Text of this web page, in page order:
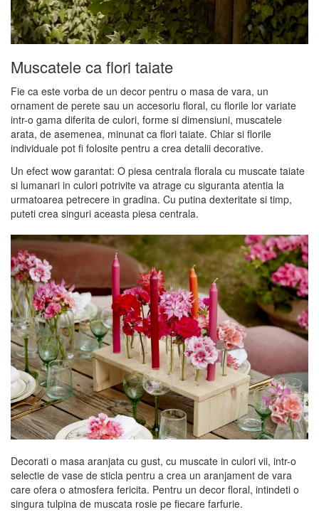
Muscatele ca flori taiate
Fie ca este vorba de un decor pentru o masa de vara, un
ornament de perete sau un accesoriu floral, cu florile lor variate
intr-o gama diferita de culori, forme si dimensiuni, muscatele
arata, de asemenea, minunat ca flori taiate. Chiar si florile
individuale pot fi folosite pentru a crea detalii decorative.
Un efect wow garantat: O piesa centrala florala cu muscate taiate
si lumanari in culori potrivite va atrage cu siguranta atentia la
urmatoarea petrecere in gradina. Cu putina dexteritate si timp,
puteti crea singuri aceasta piesa centrala.
Decorati o masa aranjata cu gust, cu muscate in culori vii, intr-o
selectie de vase de sticla pentru a crea un aranjament de vara
care ofera o atmosfera fericita. Pentru un decor floral, intindeti o
singura tulpina de muscata rosie pe fiecare farfurie.